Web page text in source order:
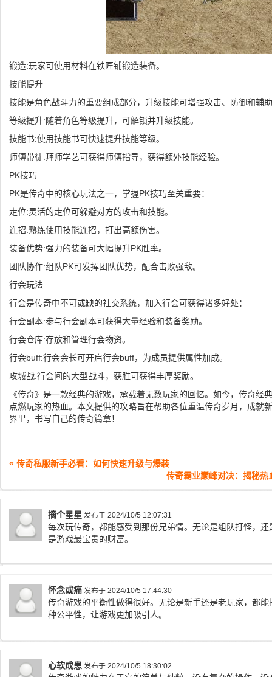
锻造:玩家可使用材料在铁匠铺锻造装备。
技能提升
技能是角色战斗力的重要组成部分，升级技能可增强攻击、防御和辅
等级提升:随着角色等级提升，可解锁并升级技能。
技能书:使用技能书可快速提升技能等级。
师傅带徒:拜师学艺可获得师傅指导，获得额外技能经验。
PK技巧
PK是传奇中的核心玩法之一，掌握PK技巧至关重要：
走位:灵活的走位可躲避对方的攻击和技能。
连招:熟练使用技能连招，打出高额伤害。
装备优势:强力的装备可大幅提升PK胜率。
团队协作:组队PK可发挥团队优势，配合击败强敌。
行会玩法
行会是传奇中不可或缺的社交系统，加入行会可获得诸多好处：
行会副本:参与行会副本可获得大量经验和装备奖励。
行会仓库:存放和管理行会物资。
行会buff:行会会长可开启行会buff，为成员提供属性加成。
攻城战:行会间的大型战斗，获胜可获得丰厚奖励。
《传奇》是一款经典的游戏，承载着无数玩家的回忆。如今，传奇经
点燃玩家的热血。本文提供的攻略旨在帮助各位重温传奇岁月，成就
界里，书写自己的传奇篇章！
« 传奇私服新手必看：如何快速升级与爆装
传奇霸业巅峰对决：揭秘
摘个星星 发布于 2024/10/5 12:07:31
每次玩传奇，都能感受到那份兄弟情。无论是组队打怪，
是游戏最宝贵的财富。
怀念或痛 发布于 2024/10/5 17:44:30
传奇游戏的平衡性做得很好。无论是新手还是老玩家，都
种公平性，让游戏更加吸引人。
心软成患 发布于 2024/10/5 18:30:02